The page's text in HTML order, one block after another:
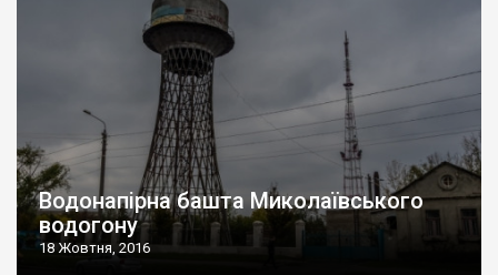
Водонапірна башта Миколаївського
водогону
18 Жовтня, 2016